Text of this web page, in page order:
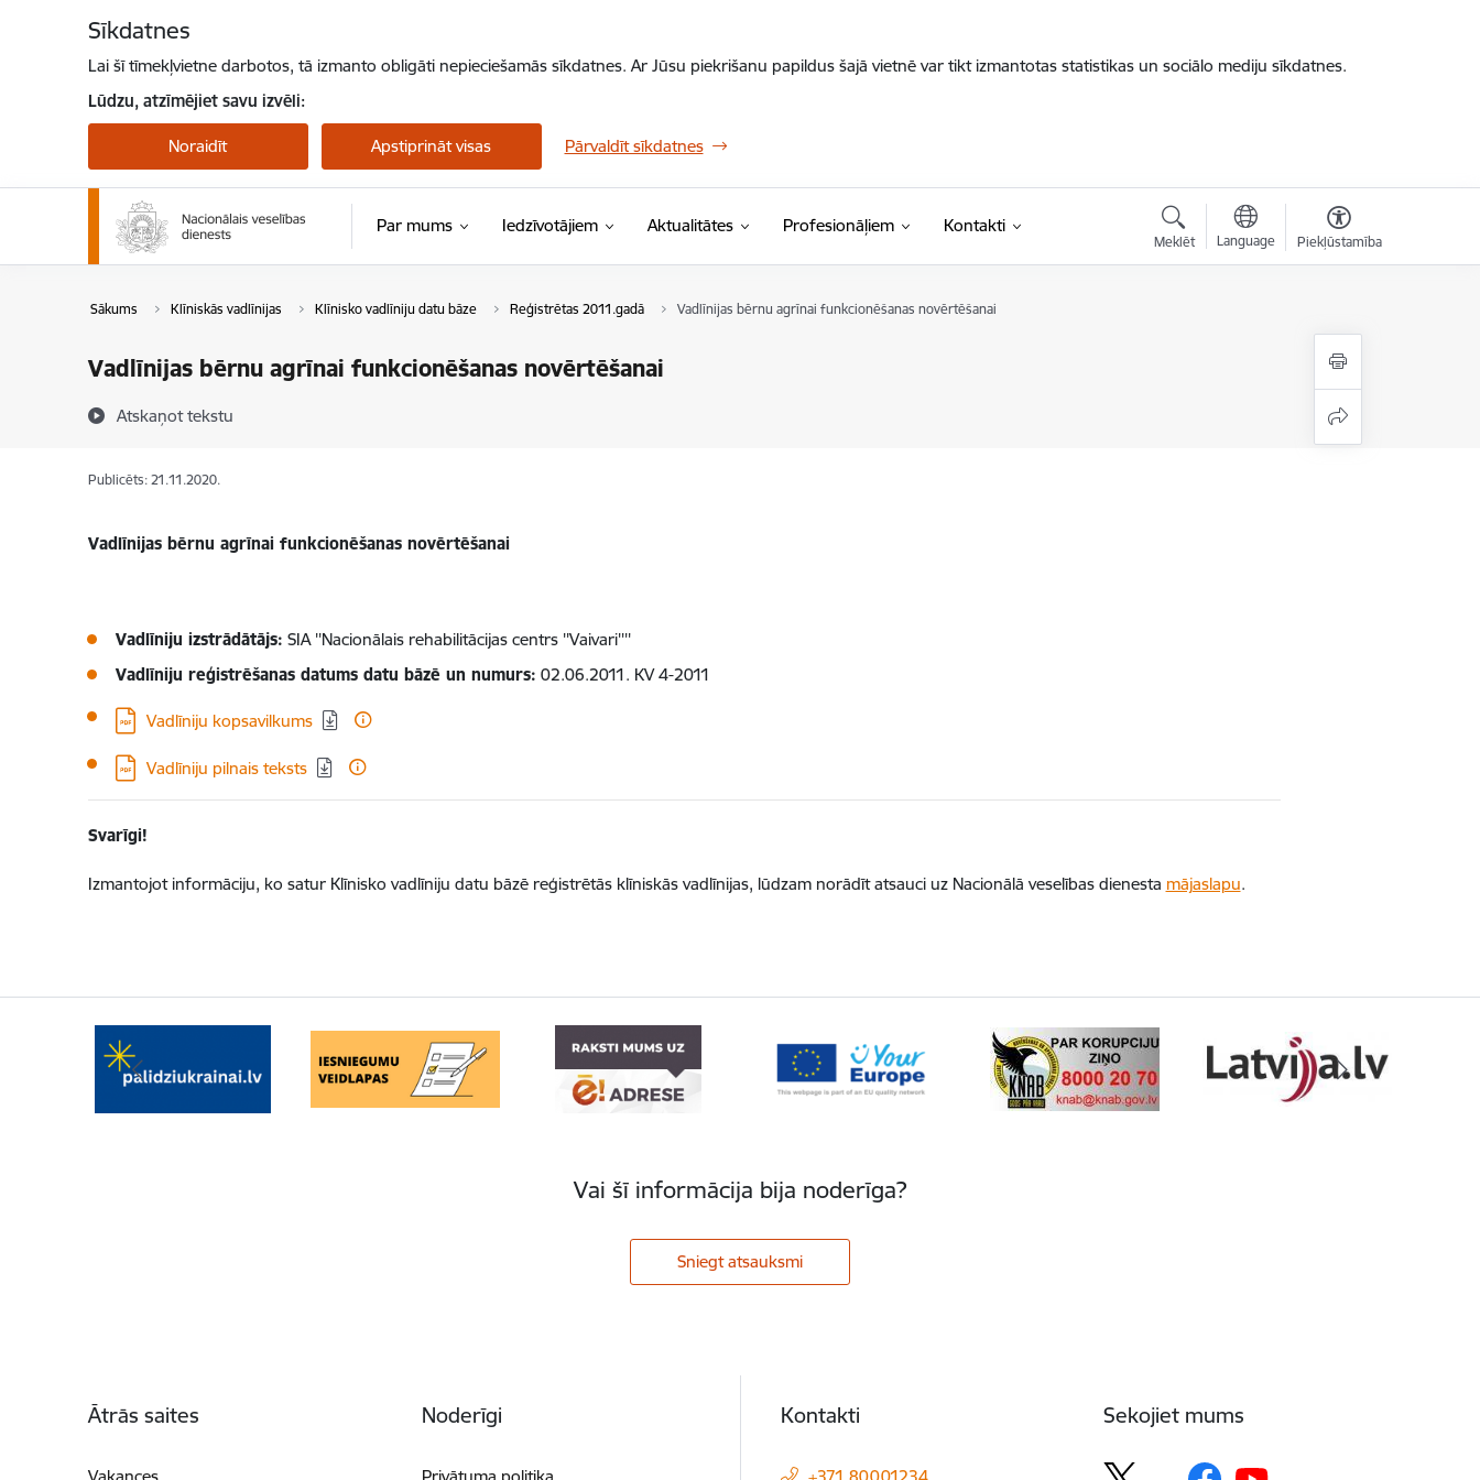
Sīkdatnes
Lai šī tīmekļvietne darbotos, tā izmanto obligāti nepieciešamās sīkdatnes. Ar Jūsu piekrišanu papildus šajā vietnē var tikt izmantotas statistikas un sociālo mediju sīkdatnes.
Lūdzu, atzīmējiet savu izvēli:
Noraidīt Apstiprināt visas Pārvaldīt sīkdatnes
Par mums Iedzīvotājiem Aktualitātes Profesionāļiem Kontakti
Meklēt Language Piekļūstamība
Sākums Klīniskās vadlīnijas Klīnisko vadlīniju datu bāze Reģistrētas 2011.gadā Vadlīnijas bērnu agrīnai funkcionēšanas novērtēšanai
Vadlīnijas bērnu agrīnai funkcionēšanas novērtēšanai
Atskaņot tekstu
Publicēts: 21.11.2020.
Vadlīnijas bērnu agrīnai funkcionēšanas novērtēšanai
Vadlīniju izstrādātājs: SIA ''Nacionālais rehabilitācijas centrs ''Vaivari''''
Vadlīniju reģistrēšanas datums datu bāzē un numurs: 02.06.2011. KV 4-2011
Lejupielādēt:
Vadlīniju kopsavilkums
Lejupielādēt:
Vadlīniju pilnais teksts
Svarīgi!
Izmantojot informāciju, ko satur Klīnisko vadlīniju datu bāzē reģistrētās klīniskās vadlīnijas, lūdzam norādīt atsauci uz Nacionālā veselības dienesta mājaslapu.
Vai šī informācija bija noderīga?
Sniegt atsauksmi
Ātrās saites Noderīgi Kontakti Sekojiet mums